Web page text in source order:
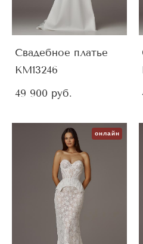
Свадебное платье
KM13246
49 900 pуб.
онлайн